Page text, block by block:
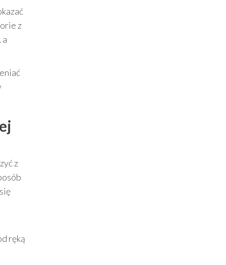
z
a
z
ręką